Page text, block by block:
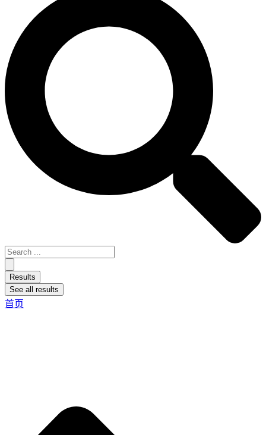
Results
See all results
首页